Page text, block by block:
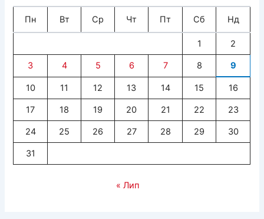
Пн Вт Ср Чт Пт Сб Нд
1 2
3 4 5 6 7 8 9
10 11 12 13 14 15 16
17 18 19 20 21 22 23
24 25 26 27 28 29 30
31
« Лип